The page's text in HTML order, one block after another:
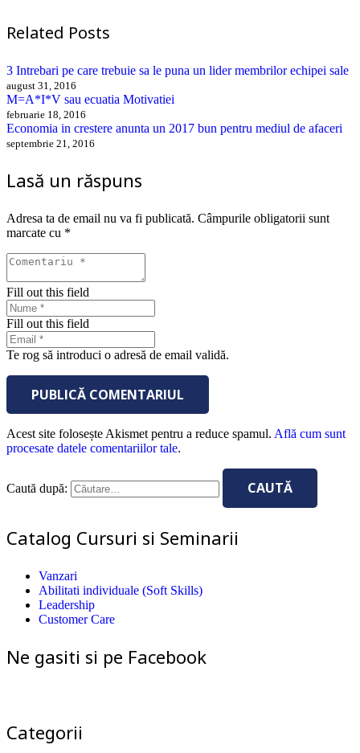
Related Posts
3 Intrebari pe care trebuie sa le puna un lider membrilor echipei sale
august 31, 2016
M=A*I*V sau ecuatia Motivatiei
februarie 18, 2016
Economia in crestere anunta un 2017 bun pentru mediul de afaceri
septembrie 21, 2016
Lasă un răspuns
Adresa ta de email nu va fi publicată. Câmpurile obligatorii sunt
marcate cu *
Fill out this field
Fill out this field
Te rog să introduci o adresă de email validă.
PUBLICĂ COMENTARIUL
Acest site folosește Akismet pentru a reduce spamul. Află cum sunt
procesate datele comentariilor tale.
Caută după:
Catalog Cursuri si Seminarii
Vanzari
Abilitati individuale (Soft Skills)
Leadership
Customer Care
Ne gasiti si pe Facebook
Categorii